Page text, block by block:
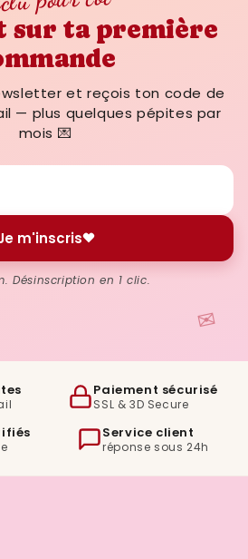
✉
sur ta première
et reçois ton code de
— plus quelques pépites par
mois 💌
m'inscris
Désinscription en 1 clic.
Paiement sécurisé
SSL & 3D Secure
Service client
réponse sous 24h